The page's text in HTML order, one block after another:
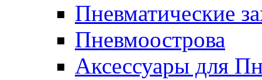
Пневматические
Пневмоострова
Аксессуары для